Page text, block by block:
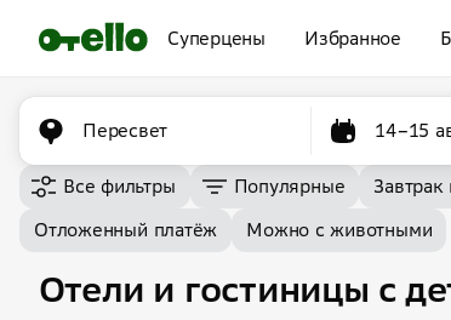
Суперцены Избранное
Пересвет 14–15
Все фильтры Популярные
Отложенный платёж
Можно с животными
Отели и гостиницы с